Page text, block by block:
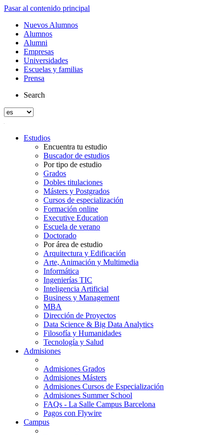
Pasar al contenido principal
Nuevos Alumnos
Alumnos
Alumni
Empresas
Universidades
Escuelas y familias
Prensa
Search
Estudios
Encuentra tu estudio
Buscador de estudios
Por tipo de estudio
Grados
Dobles titulaciones
Másters y Postgrados
Cursos de especialización
Formación online
Executive Education
Escuela de verano
Doctorado
Por área de estudio
Arquitectura y Edificación
Arte, Animación y Multimedia
Informática
Ingenierías TIC
Inteligencia Artificial
Business y Management
MBA
Dirección de Proyectos
Data Science & Big Data Analytics
Filosofía y Humanidades
Tecnología y Salud
Admisiones
Admisiones Grados
Admisiones Másters
Admisiones Cursos de Especialización
Admisiones Summer School
FAQs - La Salle Campus Barcelona
Pagos con Flywire
Campus